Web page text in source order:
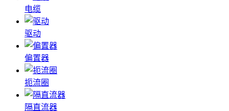
电缆
驱动
偏置器
扼流圈
隔直流器